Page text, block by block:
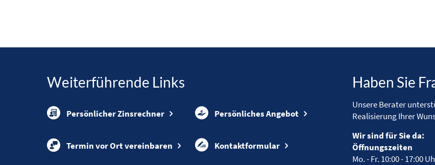
Weiterführende Links
Persönlicher Zinsrechner Persönliches Angebot
Termin vor Ort vereinbaren Kontaktformular
Haben Sie
Unsere Berater
Realisierung Ihrer
Wir sind für Sie da:
Öffnungszeiten
Mo. - Fr. 10:00 - 17:00